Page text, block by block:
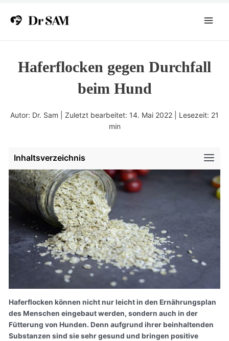
Inhalt
springen
Haferflocken gegen Durchfall
beim Hund
Autor: Dr. Sam | Zuletzt bearbeitet: 14. Mai 2022 | Lesezeit: 21
min
Inhaltsverzeichnis
Haferflocken können nicht nur leicht in den Ernährungsplan
des Menschen eingebaut werden, sondern auch in der
Fütterung von Hunden. Denn aufgrund ihrer beinhaltenden
Substanzen sind sie sehr gesund und bringen positive